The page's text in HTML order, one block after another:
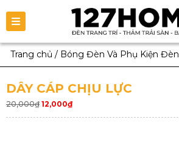
Trang chủ / Bóng Đèn Và Phụ Kiện Đèn
DÂY CÁP CHỊU LỰC
20,000₫ 12,000₫